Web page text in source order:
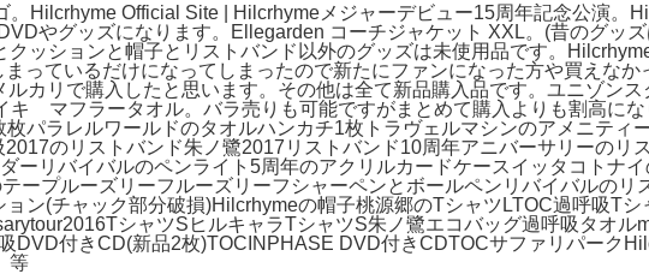
Hilcrhyme Official Site | Hilcrhymeメジャーデビュー15周年記念公演。
やグッズになります。Ellegarden コーチジャケット XXL。(昔のグッ
ッションと帽子とリストバンド以外のグッズは未使用品です。
っているだけになってしまったので新たにファンになった方や買えな
カリで購入したと思います。その他は全て新品購入品です。ユニゾン
マフラータオル。バラ売りも可能ですがまとめて購入よりも割高にな
パラレルワールドのタオルハンカチ1枚トラヴェルマシンのアメニティ
のリストバンド朱ノ鷺2017リストバンド10周年アニバーサリーのリ
ーリバイバルのペンライト5周年のアクリルカードケースイッタコトナ
ープルーズリーフルーズリーフシャーペンとボールペンリバイバルのリ
ン(チャック部分破損)Hilcrhymeの帽子桃源郷のTシャツLTOC過呼吸T
シャツSヒルキャラTシャツS朱ノ鷺エコバッグ過呼吸タオル
DVD付きCD(新品2枚)TOCINPHASE DVD付きCDTOCサファリパーク
等